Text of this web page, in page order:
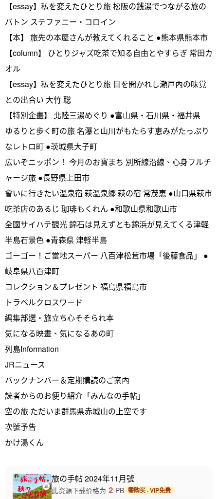
【essay】私を変えたひとり旅 松阪の銭湯でつながる旅の
バトン ステファニー・コロイン
【本】 旅先の本屋さんが教えてくれること ●熊本県熊本市
【column】 ひとりジャズ吃茶で知る自由とやすらぎ 常田カ
オル
【essay】私を変えたひとり旅 目を開かれし瀬戸內の味覚
との出合い 大竹 聡
【特別企畫】 北陸三湯めぐり ●富山県・石川県・福井県
ゆるりと歩く町の旅 名瀑と山川がもたらす恵みがたっぷり
なレトロ町 ●茨城県大子町
広いぞニッポン！ 今月のお寶まち 別所線沿線、心身フルチ
ャージ旅 ●長野県上田市
會いに行きたい溫泉宿 萩溫泉郷 萩の宿 常茂恵 ●山口県萩市
吃茶店のあるじ 珈琲もくれん ●和歌山県和歌山市
全國サイハテ観光 錦石は見えずとも錦浜が見えてくる津軽
半島石景色 ●青森県 津軽半島
ゴーゴー！ご當地スーパー 八百津松茸市場「後藤食品」 ●
岐阜県八百津町
コレクション＆プレゼント 福島県福島市
トラベルクロスワード
編集部選・旅立ち心そそられ本
気になる映畫、気になるあの町
列島Information
JRニュース
バックナンバー＆定期購読のご案內
読者からのお便り紹介「みんなの手帖」
空の旅 ただいま群馬県赤城山の上空です
次號予告
かけ湯くん
旅の手帖 2024年11月號
此资源下载价格为 2 PB 需购买 · VIP免费